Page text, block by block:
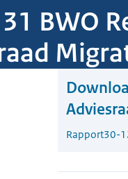
BWO
Rapport30-